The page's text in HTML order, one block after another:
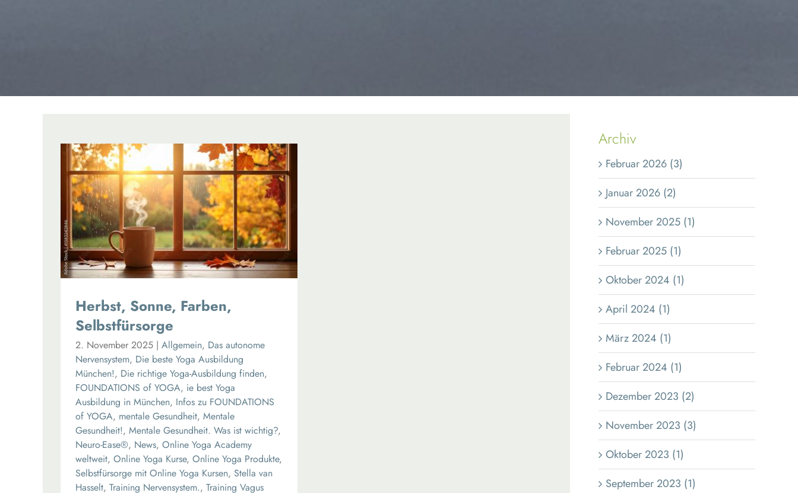
Herbst, Sonne, Farben,
Selbstfürsorge
2. November 2025 | Allgemein, Das autonome
Nervensystem, Die beste Yoga Ausbildung
München!, Die richtige Yoga-Ausbildung finden,
FOUNDATIONS of YOGA, ie best Yoga
Ausbildung in München, Infos zu FOUNDATIONS
of YOGA, mentale Gesundheit, Mentale
Gesundheit!, Mentale Gesundheit. Was ist wichtig?,
Neuro-Ease®, News, Online Yoga Academy
weltweit, Online Yoga Kurse, Online Yoga Produkte,
Selbstfürsorge mit Online Yoga Kursen, Stella van
Hasselt, Training Nervensystem., Training Vagus
Archiv
Februar 2026 (3)
Januar 2026 (2)
November 2025 (1)
Februar 2025 (1)
Oktober 2024 (1)
April 2024 (1)
März 2024 (1)
Februar 2024 (1)
Dezember 2023 (2)
November 2023 (3)
Oktober 2023 (1)
September 2023 (1)